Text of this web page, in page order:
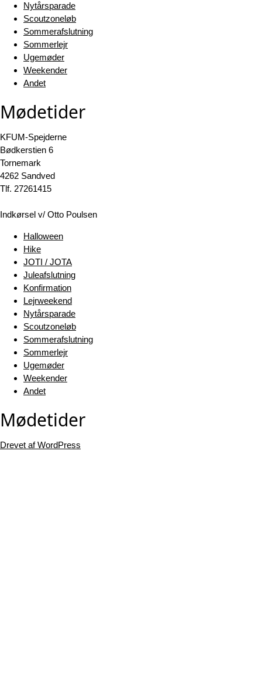
Nytårsparade
Scoutzoneløb
Sommerafslutning
Sommerlejr
Ugemøder
Weekender
Andet
Mødetider
KFUM-Spejderne
Bødkerstien 6
Tornemark
4262 Sandved
Tlf. 27261415
Indkørsel v/ Otto Poulsen
Halloween
Hike
JOTI / JOTA
Juleafslutning
Konfirmation
Lejrweekend
Nytårsparade
Scoutzoneløb
Sommerafslutning
Sommerlejr
Ugemøder
Weekender
Andet
Mødetider
Drevet af WordPress